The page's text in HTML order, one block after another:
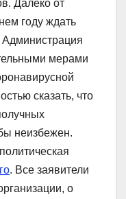
Далеко от
году ждать
мерами
сказать, что
неизбежен.
. Все заявители
о